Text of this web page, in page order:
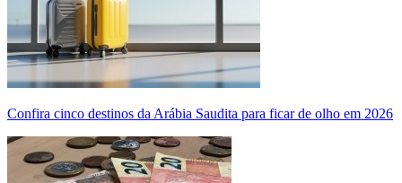
Confira cinco destinos da Arábia Saudita para ficar de olho em 2026